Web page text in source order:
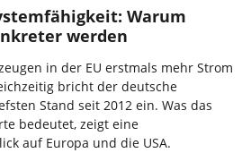
Warum
werden
in der EU erstmals mehr Strom
bricht der deutsche
Stand seit 2012 ein. Was das
bedeutet, zeigt eine
auf Europa und die USA.